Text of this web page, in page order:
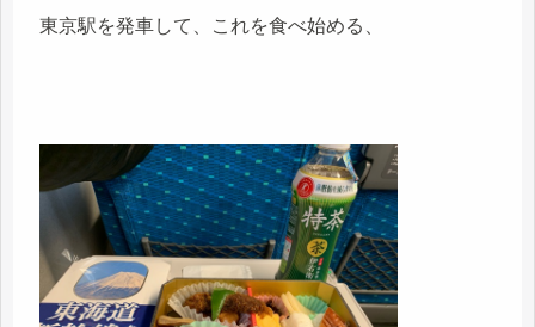
東京駅を発車して、これを食べ始める、